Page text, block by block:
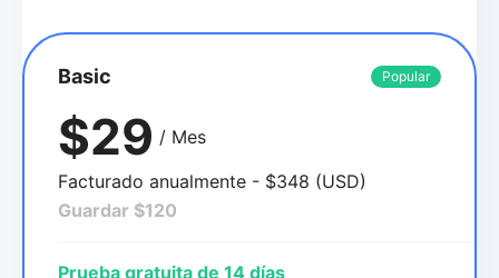
Basic Popular
$29 / Mes
Facturado anualmente - $348 (USD)
Guardar $120
Prueba gratuita de 14 días